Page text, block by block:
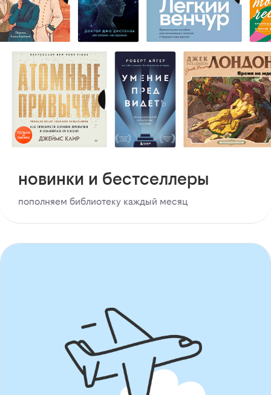
новинки и бестселлеры
пополняем библиотеку каждый месяц